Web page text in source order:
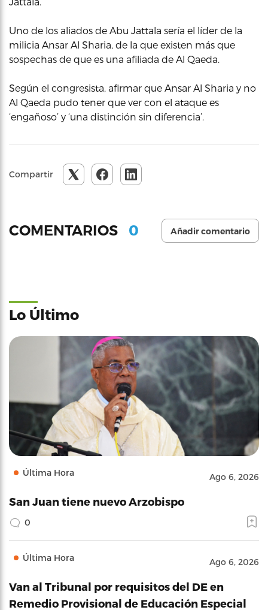
Uno de los aliados de Abu Jattala sería el líder de la
milicia Ansar Al Sharia, de la que existen más que
sospechas de que es una afiliada de Al Qaeda.
Según el congresista, afirmar que Ansar Al Sharia y no
Al Qaeda pudo tener que ver con el ataque es
‘engañoso’ y ‘una distinción sin diferencia’.
Compartir
COMENTARIOS 0 Añadir comentario
Lo Último
Última Hora Ago 6, 2026
San Juan tiene nuevo Arzobispo
0
Última Hora Ago 6, 2026
Van al Tribunal por requisitos del DE en
Remedio Provisional de Educación Especial